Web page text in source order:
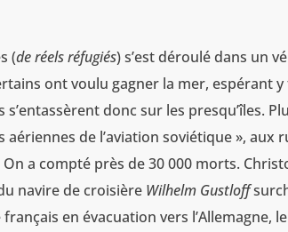
(de réels réfugiés) s’est déroulé dans un
ont voulu gagner la mer, espérant
s’entassèrent donc sur les presqu’îles.
aériennes de l’aviation soviétique »,
a compté près de 30 000 morts.
navire de croisière Wilhelm Gustloff
en évacuation vers l’Allemagne,